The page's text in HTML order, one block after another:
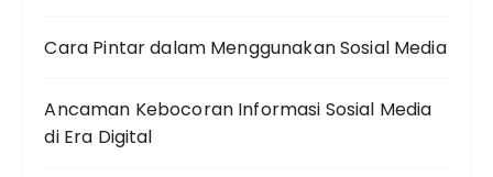
Cara Pintar dalam Menggunakan Sosial Media
Ancaman Kebocoran Informasi Sosial Media
di Era Digital